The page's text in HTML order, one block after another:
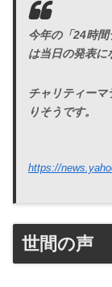
今年の「24時
は当日の発表に
チャリティー
りそうです。
https://
世間の声